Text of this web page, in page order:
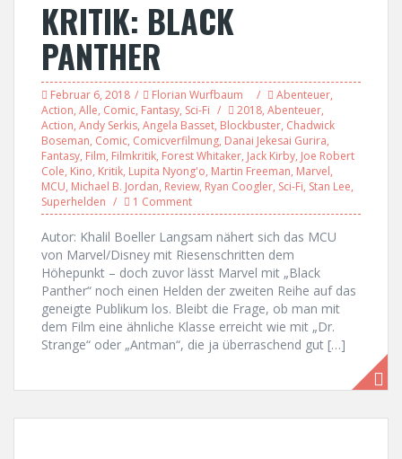
KRITIK: BLACK
PANTHER
Februar 6, 2018 Florian Wurfbaum Abenteuer,
Action, Alle, Comic, Fantasy, Sci-Fi 2018, Abenteuer,
Action, Andy Serkis, Angela Basset, Blockbuster, Chadwick
Boseman, Comic, Comicverfilmung, Danai Jekesai Gurira,
Fantasy, Film, Filmkritik, Forest Whitaker, Jack Kirby, Joe Robert
Cole, Kino, Kritik, Lupita Nyong'o, Martin Freeman, Marvel,
MCU, Michael B. Jordan, Review, Ryan Coogler, Sci-Fi, Stan Lee,
Superhelden
1 Comment
Autor: Khalil Boeller Langsam nähert sich das MCU
von Marvel/Disney mit Riesenschritten dem
Höhepunkt – doch zuvor lässt Marvel mit „Black
Panther“ noch einen Helden der zweiten Reihe auf das
geneigte Publikum los. Bleibt die Frage, ob man mit
dem Film eine ähnliche Klasse erreicht wie mit „Dr.
Strange“ oder „Antman“, die ja überraschend gut […]